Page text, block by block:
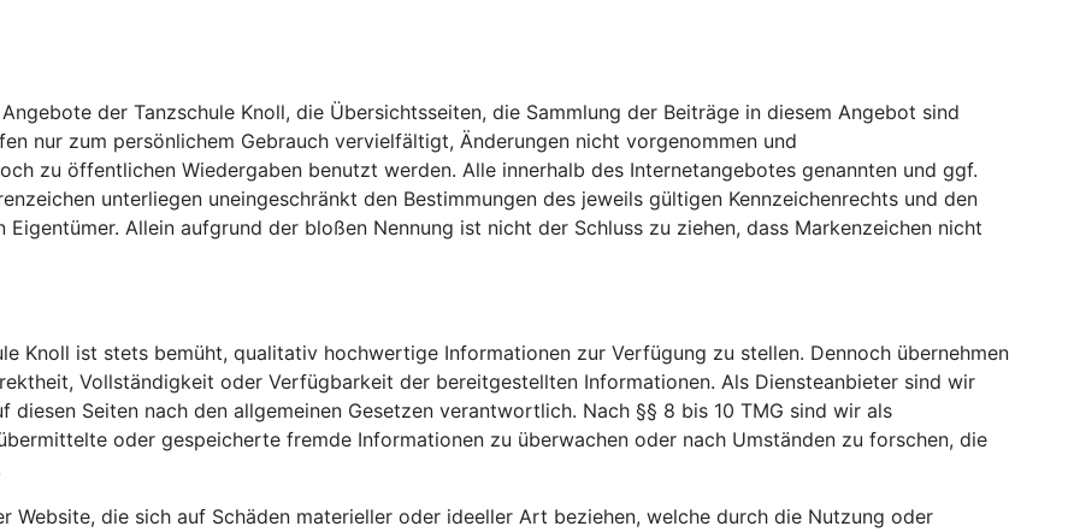
der Tanzschule Knoll, die Übersichtsseiten, die Sammlung der Beiträge in diesem Angebot sind
nur zum persönlichem Gebrauch vervielfältigt, Änderungen nicht vorgenommen und
zu öffentlichen Wiedergaben benutzt werden. Alle innerhalb des Internetangebotes genannten und ggf.
unterliegen uneingeschränkt den Bestimmungen des jeweils gültigen Kennzeichenrechts und den
Allein aufgrund der bloßen Nennung ist nicht der Schluss zu ziehen, dass Markenzeichen nicht
Knoll ist stets bemüht, qualitativ hochwertige Informationen zur Verfügung zu stellen. Dennoch übernehmen
Vollständigkeit oder Verfügbarkeit der bereitgestellten Informationen. Als Diensteanbieter sind wir
diesen Seiten nach den allgemeinen Gesetzen verantwortlich. Nach §§ 8 bis 10 TMG sind wir als
oder gespeicherte fremde Informationen zu überwachen oder nach Umständen zu forschen, die
Website, die sich auf Schäden materieller oder ideeller Art beziehen, welche durch die Nutzung oder